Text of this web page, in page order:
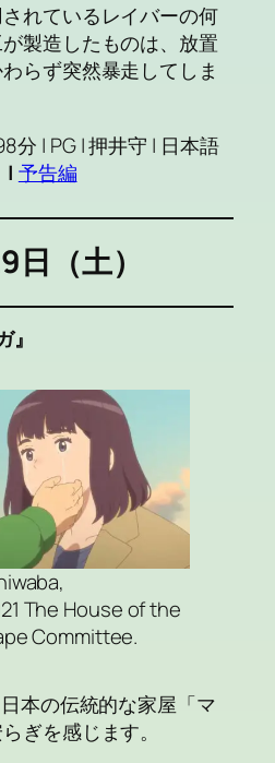
れているレイバーの何
製造したものは、放置
らず突然暴走してしま
分 | PG | 押井守 | 日本語
| 予告編
日（土）
』
The House of the
Committee.
本の伝統的な家屋「マ
ぎを感じます。